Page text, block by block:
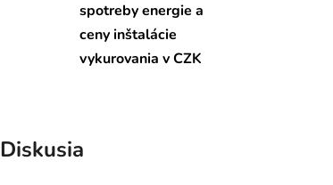
spotreby energie a
ceny inštalácie
vykurovania v CZK
Diskusia